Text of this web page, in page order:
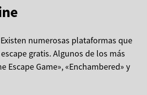
numerosas plataformas que
gratis. Algunos de los más
Escape Game», «Enchambered» y